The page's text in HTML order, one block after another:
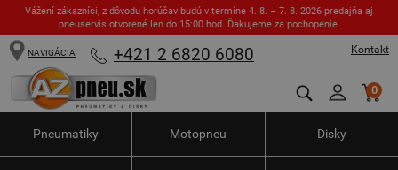
Vážení zákazníci, z dôvodu horúčav budú v termíne 4. 8. – 7. 8. 2026 predajňa aj
pneuservis otvorené len do 15:00 hod. Ďakujeme za pochopenie.
Kontakt
NAVIGÁCIA +421 2 6820 6080
0
Pneumatiky Motopneu Disky